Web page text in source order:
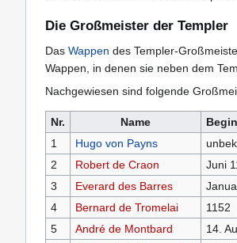
Die Großmeister der Templer
Das Wappen des Templer-
Wappen, in denen sie neben dem
Nachgewiesen sind folgende
Nr. Name
1
Hugo von Payns
2
Robert de Craon Juni
3
Everard des Barres
4
Bernard de Tromelai 1152
5
André de Montbard 14.